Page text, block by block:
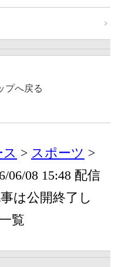
プへ戻る
スポーツ
06/08 15:48 配信
は公開終了し
覧